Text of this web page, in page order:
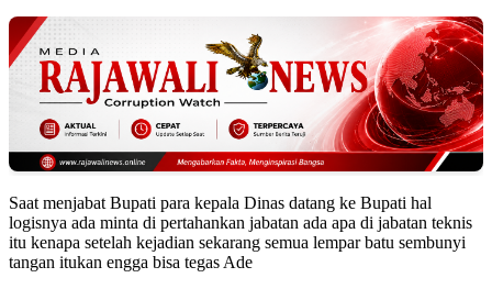
Saat menjabat Bupati para kepala Dinas datang ke Bupati hal
logisnya ada minta di pertahankan jabatan ada apa di jabatan teknis
itu kenapa setelah kejadian sekarang semua lempar batu sembunyi
tangan itukan engga bisa tegas Ade